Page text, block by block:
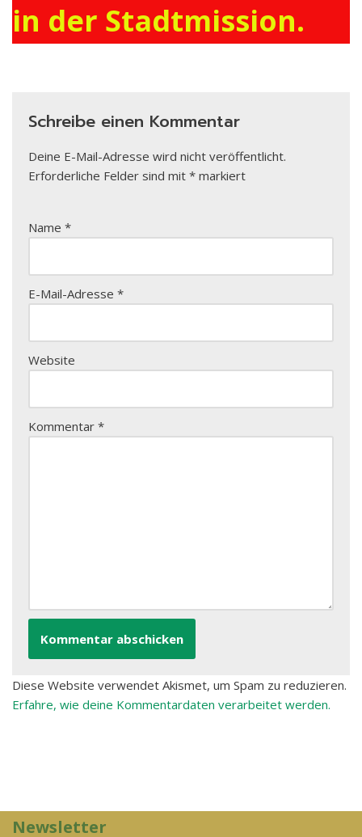
in der Stadtmission.
Schreibe einen Kommentar
Deine E-Mail-Adresse wird nicht veröffentlicht.
Erforderliche Felder sind mit * markiert
Name *
E-Mail-Adresse *
Website
Kommentar *
Diese Website verwendet Akismet, um Spam zu reduzieren.
Erfahre, wie deine Kommentardaten verarbeitet werden.
Newsletter